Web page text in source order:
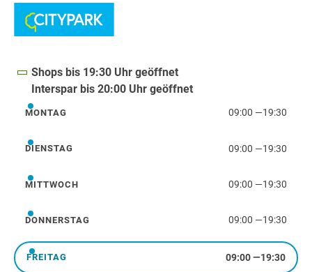
Shops bis 19:30 Uhr geöffnet
Interspar bis 20:00 Uhr geöffnet
Montag
MONTAG 09:00 —19:30
Dienstag
DIENSTAG 09:00 —19:30
Mittwoch
MITTWOCH 09:00 —19:30
Donnerstag
DONNERSTAG 09:00 —19:30
Freitag
FREITAG 09:00—19:30